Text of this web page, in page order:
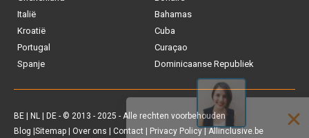
Italië
Kroatië
Portugal
Spanje
Bahamas
Cuba
Curaçao
Dominicaanse Republiek
BE NL DE - © 2013 - 2025 - Alle rechten voorbehouden
Blog Sitemap Over ons Contact Privacy Policy | Allinclusive.be
Vakantiediscounter
Sunweb
D-reizen